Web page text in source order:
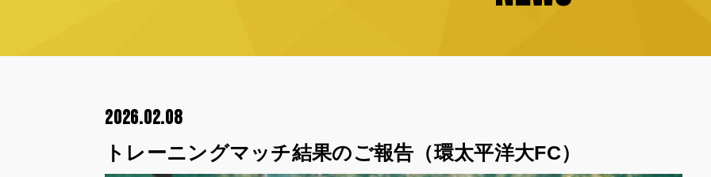
2026.02.08
トレーニングマッチ結果のご報告（環太平洋大FC）